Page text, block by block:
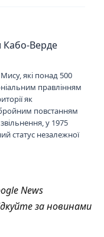
Кабо-Верде
які понад 500
правлінням
як
повстанням
у 1975
статус незалежної
News
за новинами